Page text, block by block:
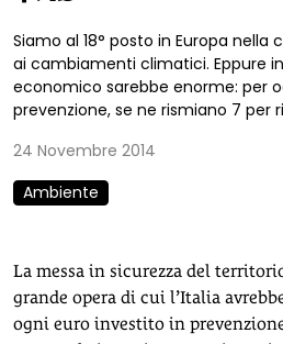
Siamo al 18° posto in Europa
ai cambiamenti climatici. Eppure
economico sarebbe enorme: per
prevenzione, se ne rismiano 7 per
24 Novembre 2014
Ambiente
La messa in sicurezza del
grande opera di cui l’Italia
ogni euro investito in